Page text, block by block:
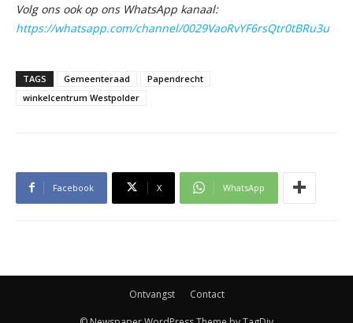
Volg ons ook op ons WhatsApp kanaal:
https://whatsapp.com/channel/0029VaoRvYF6rsQtr0tBRu3u
TAGS Gemeenteraad
Papendrecht
winkelcentrum Westpolder
Facebook X WhatsApp
Ontvangst Contact